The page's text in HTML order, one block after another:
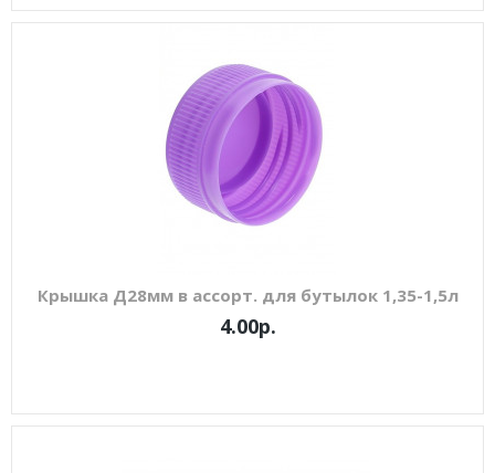
Крышка Д28мм в ассорт. для бутылок 1,35-1,5л
4.00р.